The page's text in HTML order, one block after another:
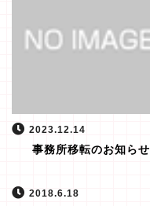
2023.12.14
事務所移転のお知らせ
2018.6.18